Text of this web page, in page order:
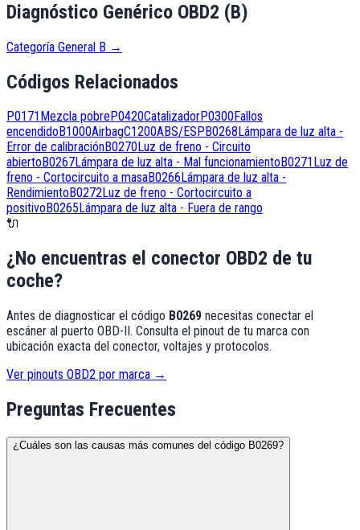
Diagnóstico Genérico OBD2 (B)
Categoría General B →
Códigos Relacionados
P0171 Mezcla pobre P0420CatalizadorP0300 Fallos
encendido B1000AirbagC1200ABS/ESP B0268 Lámpara de luz alta -
Error de calibraciónB0270 Luz de freno - Circuito
abierto B0267Lámpara de luz alta - Mal funcionamiento B0271 Luz de
freno - Cortocircuito a masaB0266 Lámpara de luz alta -
Rendimiento B0272Luz de freno - Cortocircuito a
positivo B0265 Lámpara de luz alta - Fuera de rango
🔌
¿No encuentras el conector OBD2 de tu
coche?
Antes de diagnosticar el código B0269 necesitas conectar el
escáner al puerto OBD-II. Consulta el pinout de tu marca con
ubicación exacta del conector, voltajes y protocolos.
Ver pinouts OBD2 por marca →
Preguntas Frecuentes
¿Cuáles son las causas más comunes del código B0269?